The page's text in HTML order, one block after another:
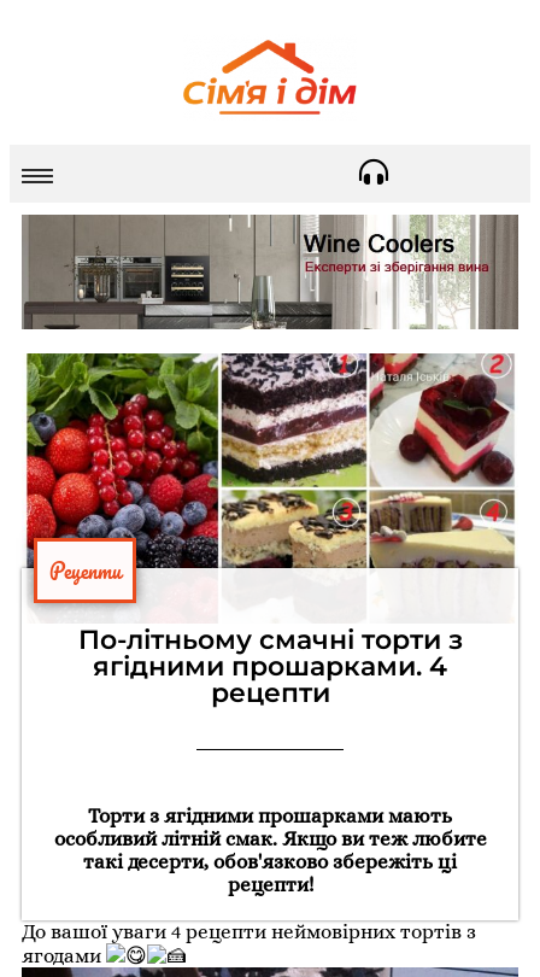
Рецепти
По-літньому смачні торти з
ягідними прошарками. 4
рецепти
Торти з ягідними прошарками мають
особливий літній смак. Якщо ви теж любите
такі десерти, обов'язково збережіть ці
рецепти!
До вашої уваги 4 рецепти неймовірних тортів з
ягодами